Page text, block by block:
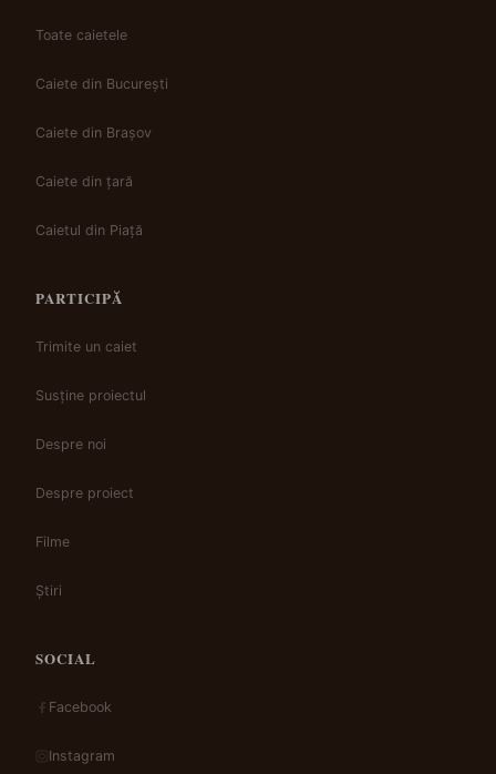
Toate caietele
Caiete din București
Caiete din Brașov
Caiete din țară
Caietul din Piață
PARTICIPĂ
Trimite un caiet
Susține proiectul
Despre noi
Despre proiect
Filme
Știri
SOCIAL
Facebook
Instagram